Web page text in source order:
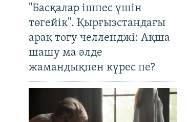
"Басқалар ішпес үшін
төгейік". Қырғызстандағы
арақ төгу челленджі: Ақша
шашу ма әлде
жамандықпен күрес пе?